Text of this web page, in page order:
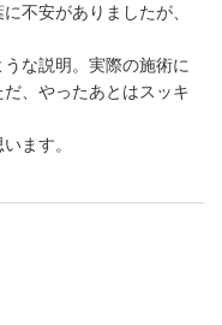
不安がありましたが、
な説明。実際の施術に
、やったあとはスッキ
ます。